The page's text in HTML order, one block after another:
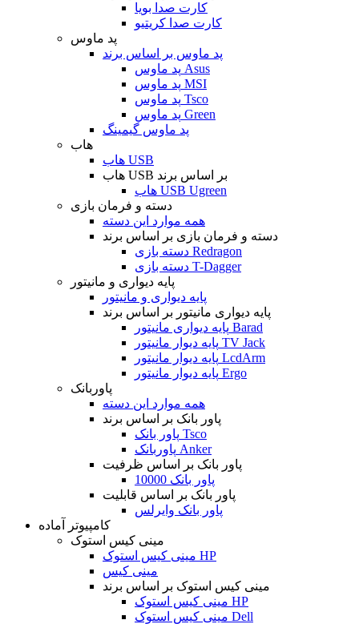
کارت صدا بویا
کارت صدا کریتیو
پد ماوس
پد ماوس بر اساس برند
پد ماوس Asus
پد ماوس MSI
پد ماوس Tsco
پد ماوس Green
پد ماوس گیمینگ
هاب
هاب USB
هاب USB بر اساس برند
هاب USB Ugreen
دسته و فرمان بازی
همه موارد این دسته
دسته و فرمان بازی بر اساس برند
دسته بازی Redragon
دسته بازی T-Dagger
پایه دیواری و مانیتور
پایه دیواری و مانیتور
پایه دیواری مانیتور بر اساس برند
پایه دیواری مانیتور Barad
پایه دیوار مانیتور TV Jack
پایه دیوار مانیتور LcdArm
پایه دیوار مانیتور Ergo
پاوربانک
همه موارد این دسته
پاور بانک بر اساس برند
پاور بانک Tsco
پاوربانک Anker
پاور بانک بر اساس ظرفیت
پاور بانک 10000
پاور بانک بر اساس قابلیت
پاور بانک وایرلس
کامپیوتر آماده
مینی کیس استوک
مینی کیس استوک HP
مینی کیس
مینی کیس استوک بر اساس برند
مینی کیس استوک HP
مینی کیس استوک Dell